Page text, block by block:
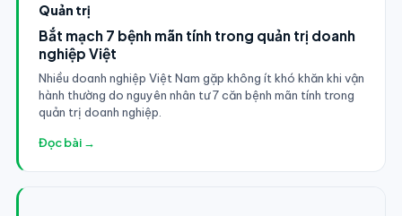
Quản trị
Bắt mạch 7 bệnh mãn tính trong quản trị doanh
nghiệp Việt
Nhiều doanh nghiệp Việt Nam gặp không ít khó khăn khi vận
hành thường do nguyên nhân tư 7 căn bệnh mãn tính trong
quản trị doanh nghiệp.
Đọc bài →